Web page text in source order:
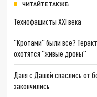
ЧИТАЙТЕ ТАКЖЕ:
Технофашисты XXI века
"Кротами" были все?
охотятся "живые дроны"
Даня с Дашей спаслись от
закончились